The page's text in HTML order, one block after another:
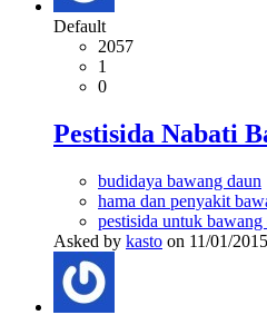
Default
2057
1
0
Pestisida Nabati
budidaya bawang daun
hama dan penyakit
pestisida untuk bawang
Asked by kasto on 11/01/